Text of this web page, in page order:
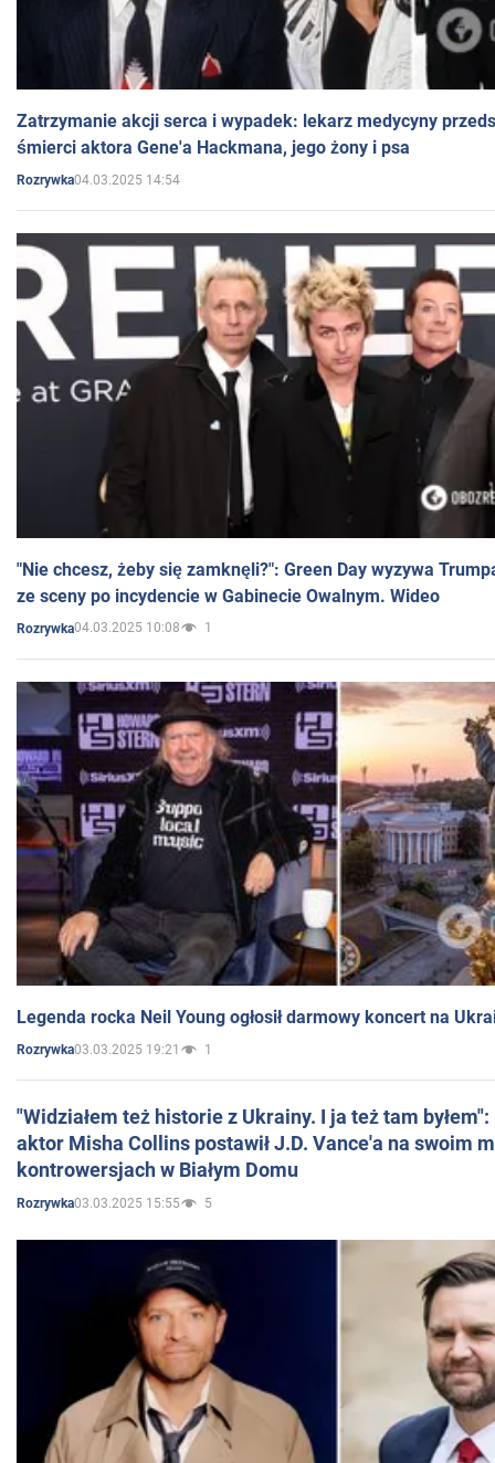
Zatrzymanie akcji serca i wypadek: lekarz medycyny
śmierci aktora Gene'a Hackmana, jego żony i psa
Rozrywka04.03.2025 14:54
"Nie chcesz, żeby się zamknęli?": Green Day wyzywa
ze sceny po incydencie w Gabinecie Owalnym. Wideo
Rozrywka04.03.2025 10:08 1
Legenda rocka Neil Young ogłosił darmowy koncert na
Rozrywka03.03.2025 19:21 1
"Widziałem też historie z Ukrainy. I ja też tam
aktor Misha Collins postawił J.D. Vance'a na swoim
kontrowersjach w Białym Domu
Rozrywka03.03.2025 15:55 5